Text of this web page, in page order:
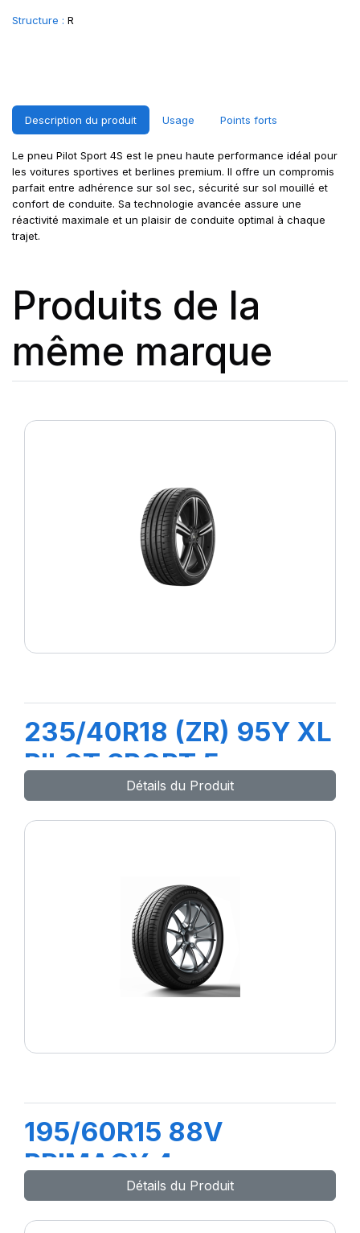
Structure : R
Description du produit Usage Points forts
Le pneu Pilot Sport 4S est le pneu haute performance idéal pour
les voitures sportives et berlines premium. Il offre un compromis
parfait entre adhérence sur sol sec, sécurité sur sol mouillé et
confort de conduite. Sa technologie avancée assure une
réactivité maximale et un plaisir de conduite optimal à chaque
trajet.
Produits de la
même marque
235/40R18 (ZR) 95Y XL
PILOT SPORT 5
Détails du Produit
195/60R15 88V
PRIMACY 4
Détails du Produit